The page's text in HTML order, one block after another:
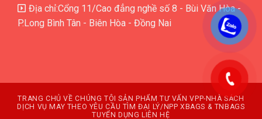
Địa chỉ:Cổng 11/Cao đẳng nghề số 8 - Bùi Văn Hòa -
P.Long Bình Tân - Biên Hòa - Đồng Nai
TRANG CHỦ VỀ CHÚNG TÔI SẢN PHẨM TƯ VẤN VPP-NHÀ SÁCH
DỊCH VỤ MAY THEO YÊU CẦU TÌM ĐẠI LÝ/NPP XBAGS & TNBAGS
TUYỂN DỤNG LIÊN HỆ
.
.